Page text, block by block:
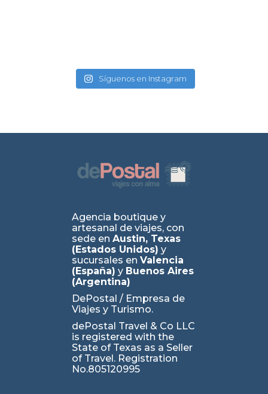
Síguenos en Instagram
Agencia boutique y
artesanal de viajes, con
sede en Austin, Texas
(Estados Unidos) y
sucursales en Valencia
(España) y Buenos Aires
(Argentina)
DePostal / Empresa de
Viajes y Turismo.
dePostal Travel & Co LLC
is registered with the
State of Texas as a Seller
of Travel. Registration
No.805120995